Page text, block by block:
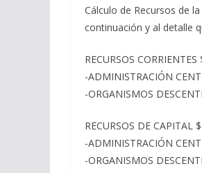
Cálculo de Recursos de
continuación y al detalle
RECURSOS
-ADMINISTRACIÓN
-ORGANISMOS
RECURSOS DE CAPITAL
-ADMINISTRACIÓN
-ORGANISMOS